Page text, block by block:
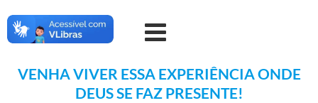
VENHA VIVER ESSA EXPERIÊNCIA ONDE
DEUS SE FAZ PRESENTE!